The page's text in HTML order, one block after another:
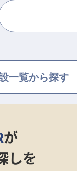
一覧から探す
が
しを